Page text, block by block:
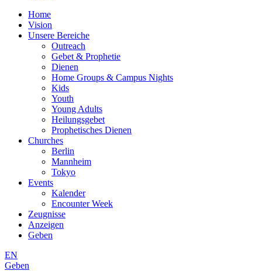
Home
Vision
Unsere Bereiche
Outreach
Gebet & Prophetie
Dienen
Home Groups & Campus Nights
Kids
Youth
Young Adults
Heilungsgebet
Prophetisches Dienen
Churches
Berlin
Mannheim
Tokyo
Events
Kalender
Encounter Week
Zeugnisse
Anzeigen
Geben
EN
Geben